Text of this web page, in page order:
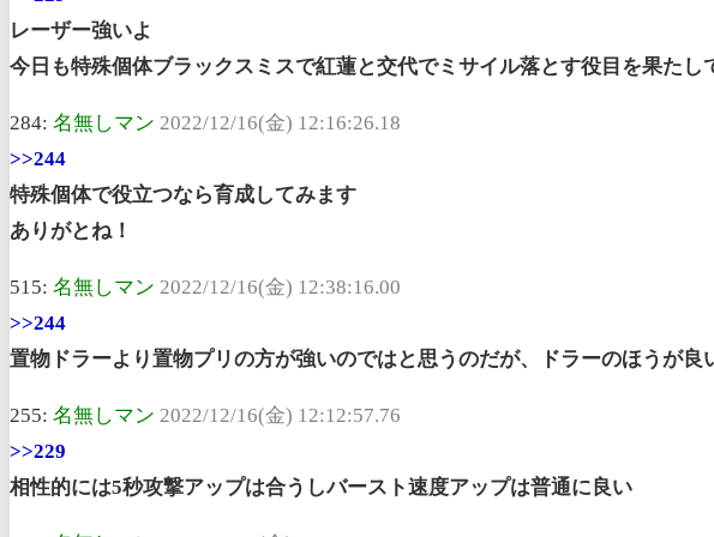
レーザー強いよ
今日も特殊個体ブラックスミスで紅蓮と交代でミサイル落とす役目を果たし
284: 名無しマン 2022/12/16(金) 12:16:26.18
>>244
特殊個体で役立つなら育成してみます
ありがとね！
515: 名無しマン 2022/12/16(金) 12:38:16.00
>>244
置物ドラーより置物プリの方が強いのではと思うのだが、ドラーのほうが良
255: 名無しマン 2022/12/16(金) 12:12:57.76
>>229
相性的には5秒攻撃アップは合うしバースト速度アップは普通に良い